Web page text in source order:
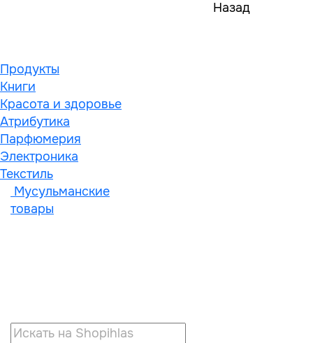
Назад
Продукты
Книги
Красота и здоровье
Атрибутика
Парфюмерия
Электроника
Текстиль
Мусульманские
товары